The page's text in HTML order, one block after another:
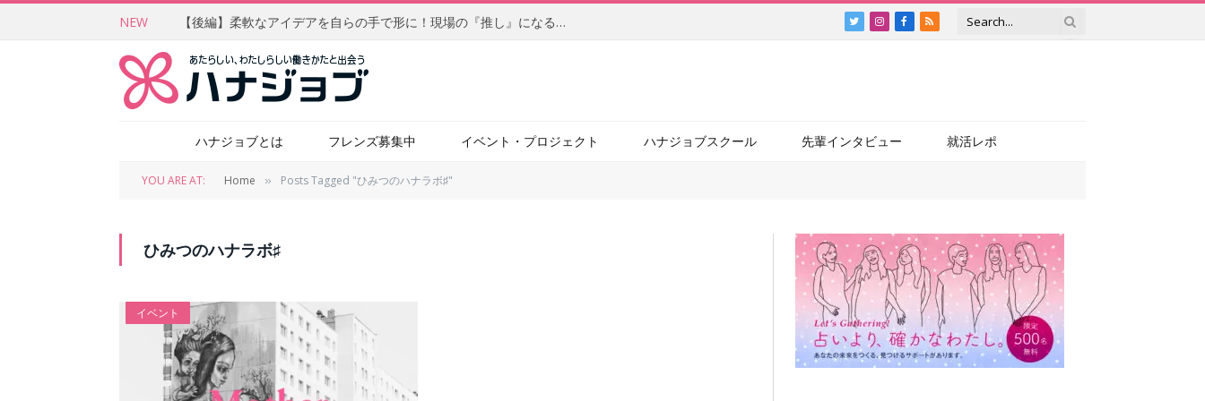
NEW 【後編】柔軟なアイデアを自らの手で形に！現場の『推し』になるサービスを目指す、社内起業家の新たな挑戦（JBCC株式会社） TwitterInstagram
Facebook
RSS
ハナジョブとは フレンズ募集中 イベント・プロジェクト ハナジョブスクール 先輩インタビュー 就活レポ
YOU ARE AT: Home » Posts Tagged "ひみつのハナラボ♯"
ひみつのハナラボ♯
イベント